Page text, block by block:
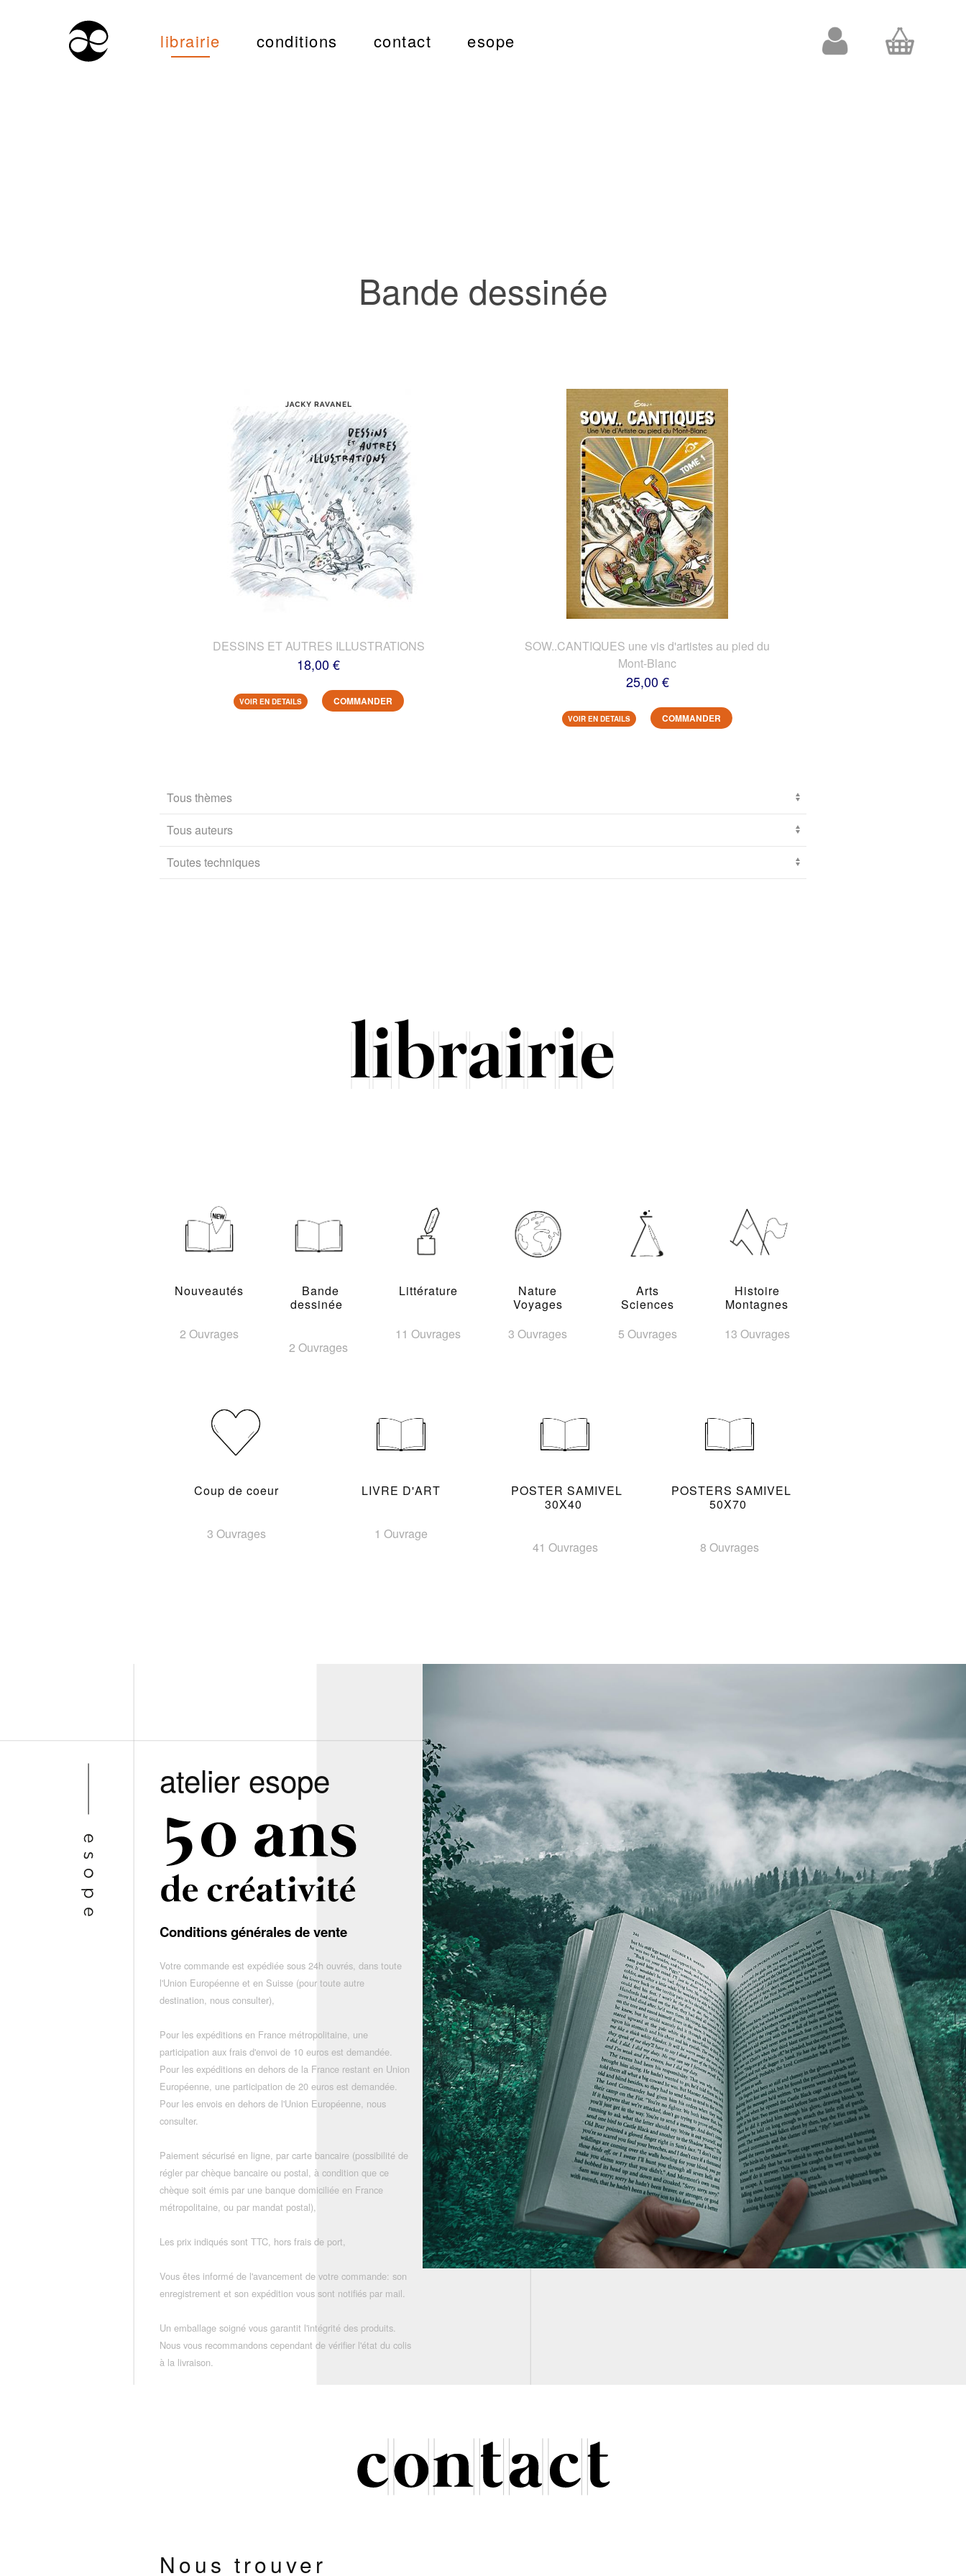
librairie conditions contact esope
Bande dessinée
DESSINS ET AUTRES ILLUSTRATIONS
18,00 €
VOIR EN DETAILS COMMANDER
SOW..CANTIQUES une vis d'artistes au pied du
Mont-Blanc
25,00 €
VOIR EN DETAILS COMMANDER
Nouveautés
2 Ouvrages
Bande
dessinée
2 Ouvrages
Littérature
11 Ouvrages
Nature
Voyages
3 Ouvrages
Arts
Sciences
5 Ouvrages
Histoire
Montagnes
13 Ouvrages
Coup de coeur
3 Ouvrages
LIVRE D'ART
1 Ouvrage
POSTER SAMIVEL
30X40
41 Ouvrages
POSTERS SAMIVEL
50X70
8 Ouvrages
atelier esope
Conditions générales de vente
Votre commande est expédiée sous 24h ouvrés, dans toute
l'Union Européenne et en Suisse (pour toute autre
destination, nous consulter),
Pour les expéditions en France métropolitaine, une
participation aux frais d'envoi de 10 euros est demandée.
Pour les expéditions en dehors de la France restant en Union
Européenne, une participation de 20 euros est demandée.
Pour les envois en dehors de l'Union Européenne, nous
consulter.
Paiement sécurisé en ligne, par carte bancaire (possibilité de
régler par chèque bancaire ou postal, à condition que ce
chèque soit émis par une banque domiciliée en France
métropolitaine, ou par mandat postal),
Les prix indiqués sont TTC, hors frais de port,
Vous êtes informé de l'avancement de votre commande: son
enregistrement et son expédition vous sont notifiés par mail.
Un emballage soigné vous garantit l'intégrité des produits.
Nous vous recommandons cependant de vérifier l'état du colis
à la livraison.
Nous trouver